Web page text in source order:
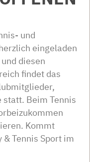
und
eingeladen
diesen
findet das
statt. Beim Tennis
Kommt
Tennis Sport im